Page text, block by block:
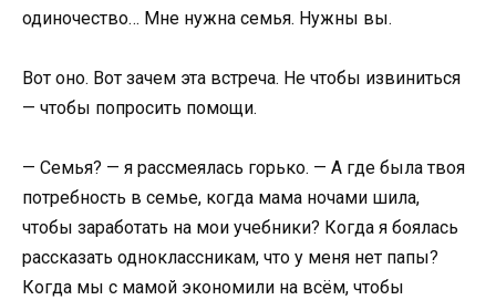
одиночество… Мне нужна семья. Нужны вы.
Вот оно. Вот зачем эта встреча. Не чтобы извиниться
— чтобы попросить помощи.
— Семья? — я рассмеялась горько. — А где была твоя
потребность в семье, когда мама ночами шила,
чтобы заработать на мои учебники? Когда я боялась
рассказать одноклассникам, что у меня нет папы?
Когда мы с мамой экономили на всём, чтобы